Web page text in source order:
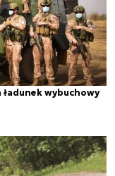
ładunek wybuchowy